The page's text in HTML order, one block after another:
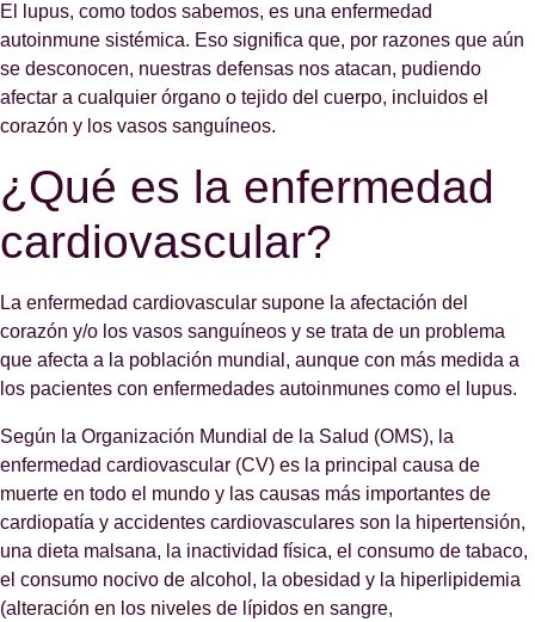
El lupus, como todos sabemos, es una enfermedad
autoinmune sistémica. Eso significa que, por razones que aún
se desconocen, nuestras defensas nos atacan, pudiendo
afectar a cualquier órgano o tejido del cuerpo, incluidos el
corazón y los vasos sanguíneos.
¿Qué es la enfermedad
cardiovascular?
La enfermedad cardiovascular supone la afectación del
corazón y/o los vasos sanguíneos y se trata de un problema
que afecta a la población mundial, aunque con más medida a
los pacientes con enfermedades autoinmunes como el lupus.
Según la Organización Mundial de la Salud (OMS), la
enfermedad cardiovascular (CV) es la principal causa de
muerte en todo el mundo y las causas más importantes de
cardiopatía y accidentes cardiovasculares son la hipertensión,
una dieta malsana, la inactividad física, el consumo de tabaco,
el consumo nocivo de alcohol, la obesidad y la hiperlipidemia
(alteración en los niveles de lípidos en sangre,